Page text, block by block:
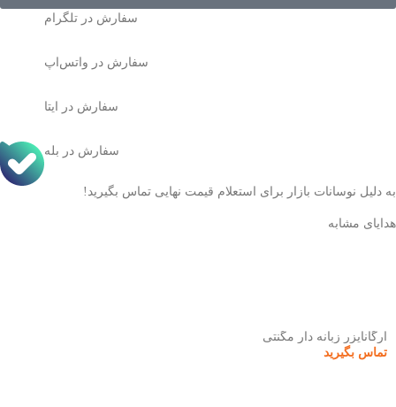
سفارش در تلگرام
سفارش در واتس‌اپ
سفارش در ایتا
سفارش در بله
به دلیل نوسانات بازار برای استعلام قیمت نهایی تماس بگیرید!
هدایای مشابه
ارگانایزر زبانه دار مگنتی
تماس بگیرید